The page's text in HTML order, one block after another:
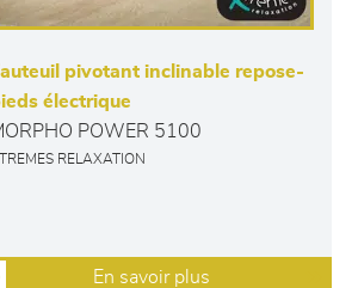
pivotant inclinable repose-
électrique
POWER 5100
RELAXATION
En savoir plus